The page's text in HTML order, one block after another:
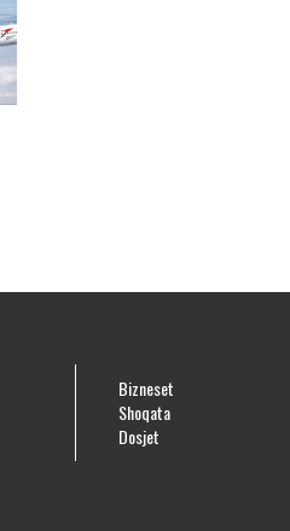
Bizneset
Shoqata
Dosjet